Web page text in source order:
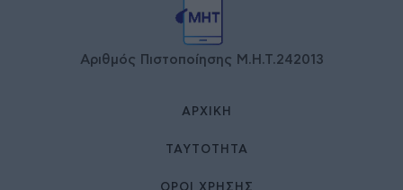
Αριθμός Πιστοποίησης Μ.Η.Τ.242013
ΑΡΧΙΚΉ
ΤΑΥΤΌΤΗΤΑ